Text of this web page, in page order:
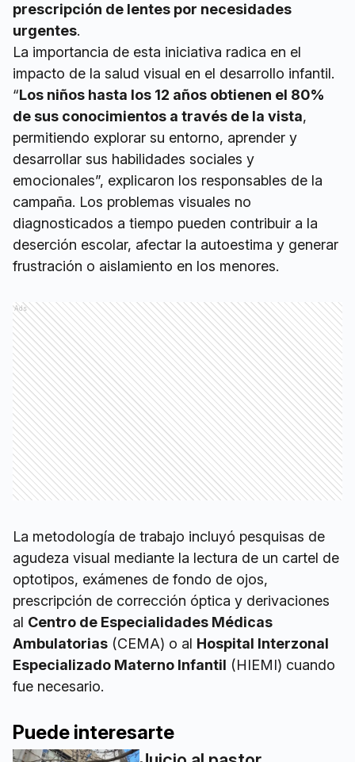
prescripción de lentes por necesidades
urgentes.
La importancia de esta iniciativa radica en el
impacto de la salud visual en el desarrollo infantil.
“Los niños hasta los 12 años obtienen el 80%
de sus conocimientos a través de la vista,
permitiendo explorar su entorno, aprender y
desarrollar sus habilidades sociales y
emocionales”, explicaron los responsables de la
campaña. Los problemas visuales no
diagnosticados a tiempo pueden contribuir a la
deserción escolar, afectar la autoestima y generar
frustración o aislamiento en los menores.
Ads
La metodología de trabajo incluyó pesquisas de
agudeza visual mediante la lectura de un cartel de
optotipos, exámenes de fondo de ojos,
prescripción de corrección óptica y derivaciones
al Centro de Especialidades Médicas
Ambulatorias (CEMA) o al Hospital Interzonal
Especializado Materno Infantil (HIEMI) cuando
fue necesario.
Puede interesarte